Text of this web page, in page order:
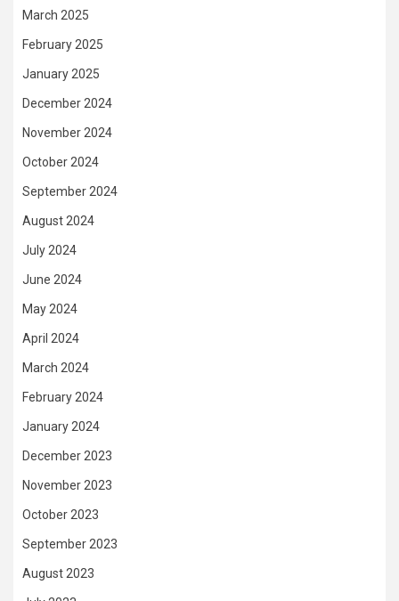
March 2025
February 2025
January 2025
December 2024
November 2024
October 2024
September 2024
August 2024
July 2024
June 2024
May 2024
April 2024
March 2024
February 2024
January 2024
December 2023
November 2023
October 2023
September 2023
August 2023